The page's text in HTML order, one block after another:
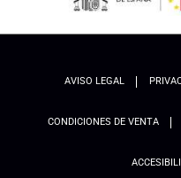
AVISO LEGAL
CONDICIONES DE VENTA